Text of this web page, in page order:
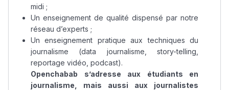
midi ;
Un enseignement de qualité dispensé par notre
réseau d’experts ;
Un enseignement pratique aux techniques du
journalisme (data journalisme, story-telling,
reportage vidéo, podcast).
Openchabab s’adresse aux étudiants en
journalisme, mais aussi aux journalistes